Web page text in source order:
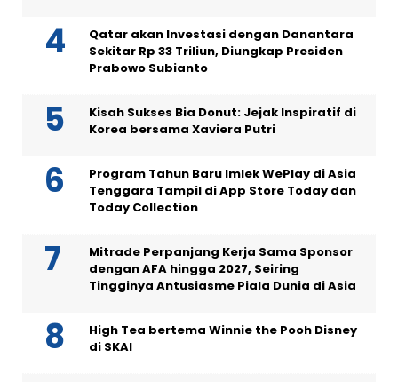
Qatar akan Investasi dengan Danantara
Sekitar Rp 33 Triliun, Diungkap Presiden
Prabowo Subianto
Kisah Sukses Bia Donut: Jejak Inspiratif di
Korea bersama Xaviera Putri
Program Tahun Baru Imlek WePlay di Asia
Tenggara Tampil di App Store Today dan
Today Collection
Mitrade Perpanjang Kerja Sama Sponsor
dengan AFA hingga 2027, Seiring
Tingginya Antusiasme Piala Dunia di Asia
High Tea bertema Winnie the Pooh Disney
di SKAI